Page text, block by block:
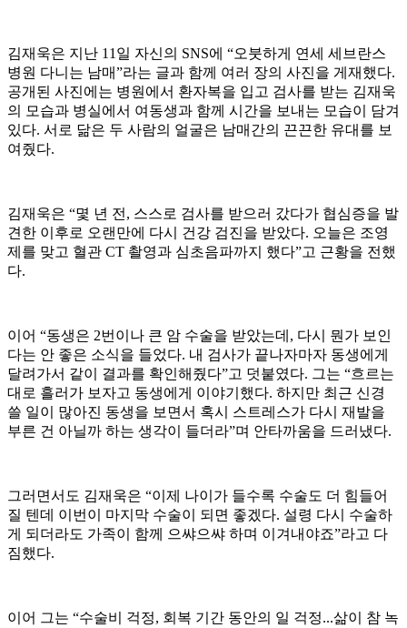
김재욱은 지난 11일 자신의 SNS에 “오붓하게 연세 세브란스
병원 다니는 남매”라는 글과 함께 여러 장의 사진을 게재했다.
공개된 사진에는 병원에서 환자복을 입고 검사를 받는 김재욱
의 모습과 병실에서 여동생과 함께 시간을 보내는 모습이 담겨
있다. 서로 닮은 두 사람의 얼굴은 남매간의 끈끈한 유대를 보
여줬다.
김재욱은 “몇 년 전, 스스로 검사를 받으러 갔다가 협심증을 발
견한 이후로 오랜만에 다시 건강 검진을 받았다. 오늘은 조영
제를 맞고 혈관 CT 촬영과 심초음파까지 했다”고 근황을 전했
다.
이어 “동생은 2번이나 큰 암 수술을 받았는데, 다시 뭔가 보인
다는 안 좋은 소식을 들었다. 내 검사가 끝나자마자 동생에게
달려가서 같이 결과를 확인해줬다”고 덧붙였다. 그는 “흐르는
대로 흘러가 보자고 동생에게 이야기했다. 하지만 최근 신경
쓸 일이 많아진 동생을 보면서 혹시 스트레스가 다시 재발을
부른 건 아닐까 하는 생각이 들더라”며 안타까움을 드러냈다.
그러면서도 김재욱은 “이제 나이가 들수록 수술도 더 힘들어
질 텐데 이번이 마지막 수술이 되면 좋겠다. 설령 다시 수술하
게 되더라도 가족이 함께 으쌰으쌰 하며 이겨내야죠”라고 다
짐했다.
이어 그는 “수술비 걱정, 회복 기간 동안의 일 걱정...삶이 참 녹